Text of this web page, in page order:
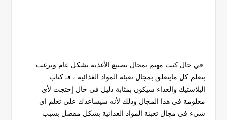
في حال كنت مهتم بمجال تصنيع الأغذية بشكل عام وترغب
بتعلم كل مايتعلق بمجال تعبئة المواد الغذائية ، فـ كتاب
البلاستيك والغذاء سيكون بمثابة دليل في حال إحتجت لأي
معلومة في هذا المجال وذلك لأنه سيساعدك على تعلم اي
شيء في مجال تعبئة المواد الغذائية بشكل مفصل بسبب